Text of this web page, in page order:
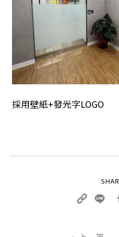
採用壁紙+發光字LOGO